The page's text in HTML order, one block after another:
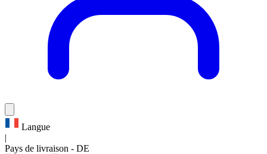
Langue
|
Pays de livraison - DE